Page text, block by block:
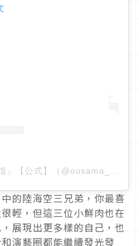
TBS火ドラ『王様に捧ぐ薬指』【公式】（@ousama_tbs）分享的貼文
的陸海空三兄弟，你最喜
輕，但這三位小鮮肉也在
展現出更多樣的自己，也
演藝圈都能繼續發光發